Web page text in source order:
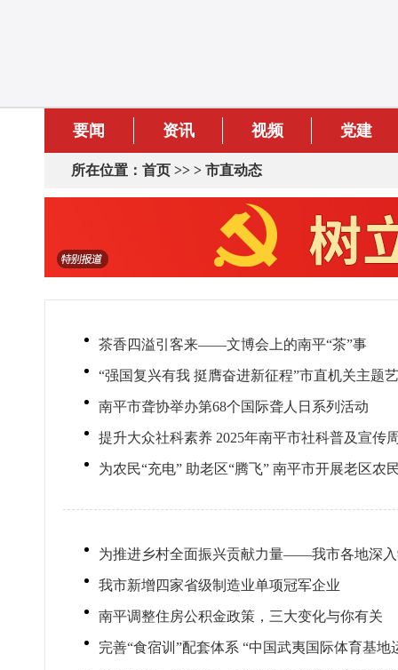
要闻 资讯 视频 党建
所在位置： 首页 >> > 市直动态
茶香四溢引客来——文博会上的南平“茶”事
“强国复兴有我 挺膺奋进新征程”市直机关主题
南平市聋协举办第68个国际聋人日系列活动
提升大众社科素养 2025年南平市社科普及宣传
为农民“充电” 助老区“腾飞” 南平市开展老区农
为推进乡村全面振兴贡献力量——我市各地深
我市新增四家省级制造业单项冠军企业
南平调整住房公积金政策，三大变化与你有关
完善“食宿训”配套体系 “中国武夷国际体育基地